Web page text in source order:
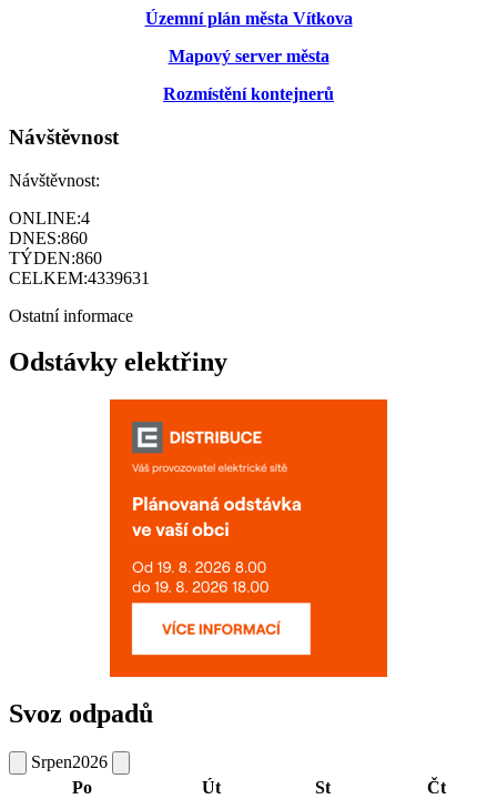
Územní plán města Vítkova
Mapový server města
Rozmístění kontejnerů
Návštěvnost
Návštěvnost:
ONLINE:4
DNES:860
TÝDEN:860
CELKEM:4339631
Ostatní informace
Odstávky elektřiny
Svoz odpadů
Srpen2026
Po
Út St
Čt